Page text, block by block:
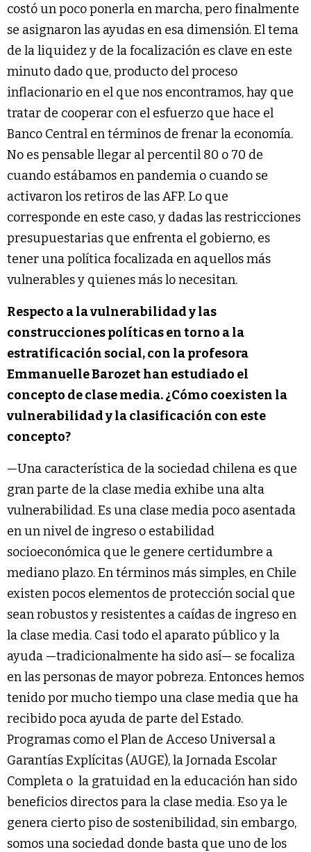
costó un poco ponerla en marcha, pero finalmente
se asignaron las ayudas en esa dimensión. El tema
de la liquidez y de la focalización es clave en este
minuto dado que, producto del proceso
inflacionario en el que nos encontramos, hay que
tratar de cooperar con el esfuerzo que hace el
Banco Central en términos de frenar la economía.
No es pensable llegar al percentil 80 o 70 de
cuando estábamos en pandemia o cuando se
activaron los retiros de las AFP. Lo que
corresponde en este caso, y dadas las restricciones
presupuestarias que enfrenta el gobierno, es
tener una política focalizada en aquellos más
vulnerables y quienes más lo necesitan.
Respecto a la vulnerabilidad y las
construcciones políticas en torno a la
estratificación social, con la profesora
Emmanuelle Barozet han estudiado el
concepto de clase media. ¿Cómo coexisten la
vulnerabilidad y la clasificación con este
concepto?
—Una característica de la sociedad chilena es que
gran parte de la clase media exhibe una alta
vulnerabilidad. Es una clase media poco asentada
en un nivel de ingreso o estabilidad
socioeconómica que le genere certidumbre a
mediano plazo. En términos más simples, en Chile
existen pocos elementos de protección social que
sean robustos y resistentes a caídas de ingreso en
la clase media. Casi todo el aparato público y la
ayuda —tradicionalmente ha sido así— se focaliza
en las personas de mayor pobreza. Entonces hemos
tenido por mucho tiempo una clase media que ha
recibido poca ayuda de parte del Estado.
Programas como el Plan de Acceso Universal a
Garantías Explícitas (AUGE), la Jornada Escolar
Completa o la gratuidad en la educación han sido
beneficios directos para la clase media. Eso ya le
genera cierto piso de sostenibilidad, sin embargo,
somos una sociedad donde basta que uno de los